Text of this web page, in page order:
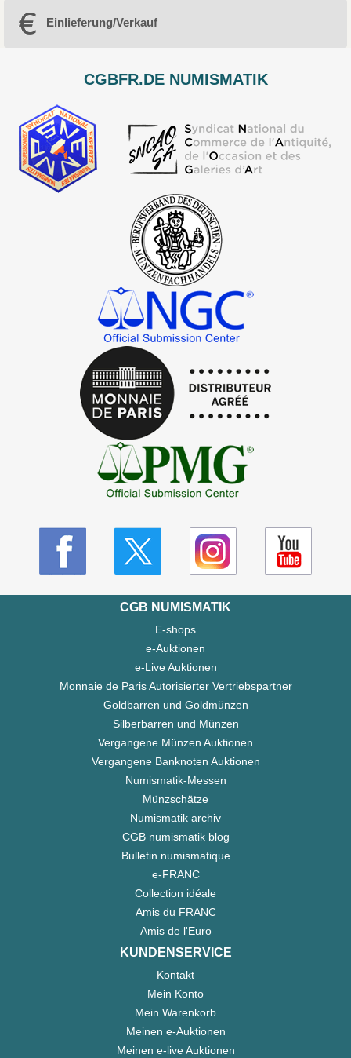
Einlieferung/Verkauf
CGBFR.DE NUMISMATIK
CGB NUMISMATIK
E-shops
e-Auktionen
e-Live Auktionen
Monnaie de Paris Autorisierter Vertriebspartner
Goldbarren und Goldmünzen
Silberbarren und Münzen
Vergangene Münzen Auktionen
Vergangene Banknoten Auktionen
Numismatik-Messen
Münzschätze
Numismatik archiv
CGB numismatik blog
Bulletin numismatique
e-FRANC
Collection idéale
Amis du FRANC
Amis de l'Euro
KUNDENSERVICE
Kontakt
Mein Konto
Mein Warenkorb
Meinen e-Auktionen
Meinen e-live Auktionen